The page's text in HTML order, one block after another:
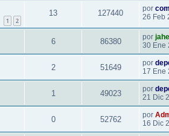
1 2
13 127440 por
26 Feb
6 86380 por
30 Ene
2 51649 por
17 Ene
1 49023 por
21 Dic
0 52762 por
16 Dic